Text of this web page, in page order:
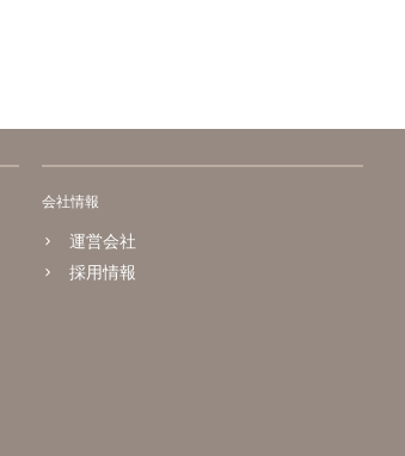
会社情報
運営会社
採用情報